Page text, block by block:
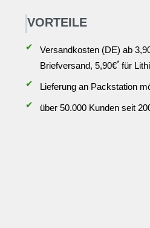
VORTEILE
✔ Versandkosten (DE) ab
Briefversand, 5,90€* für
✔
Lieferung an Packstation
✔
über 50.000 Kunden seit